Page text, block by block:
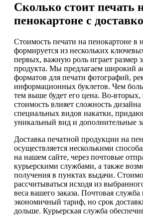
Сколько стоит печать
пенокартоне с
Стоимость печати на пенокартоне в
формируется из нескольких
первых, важную роль играет размер
продукта. Мы предлагаем широкий
форматов для печати фотографий,
информационных буклетов. Чем
тем выше будет его цена. Во-
стоимость влияет сложность
специальных видов накатки,
уникальный вид и дополнительные
Доставка печатной продукции на
осуществляется несколькими
на нашем сайте, через почтовые
курьерскими службами, а также
получения в пунктах выдачи.
рассчитываться исходя из
веса вашего заказа. Почтовая служба
экономичный тариф, но срок
дольше. Курьерская служба